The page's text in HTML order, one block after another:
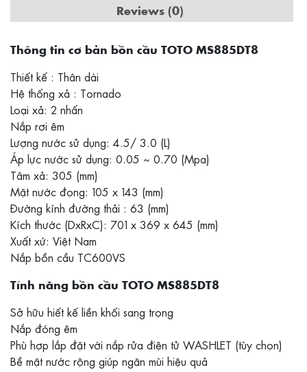
Reviews (0)
Thông tin cơ bản bồn cầu TOTO MS885DT8
Thiết kế : Thân dài
Hệ thống xả : Tornado
Loại xả: 2 nhấn
Nắp rơi êm
Lượng nước sử dụng: 4.5/ 3.0 (L)
Áp lực nước sử dụng: 0.05 ~ 0.70 (Mpa)
Tâm xả: 305 (mm)
Mặt nước đọng: 105 x 143 (mm)
Đường kính đường thải : 63 (mm)
Kích thước (DxRxC): 701 x 369 x 645 (mm)
Xuất xứ: Việt Nam
Nắp bồn cầu TC600VS
Tính năng bồn cầu TOTO MS885DT8
Sở hữu hiết kế liền khối sang trọng
Nắp đóng êm
Phù hợp lắp đặt với nắp rửa điện tử WASHLET (tùy chọn)
Bề mặt nước rộng giúp ngăn mùi hiệu quả